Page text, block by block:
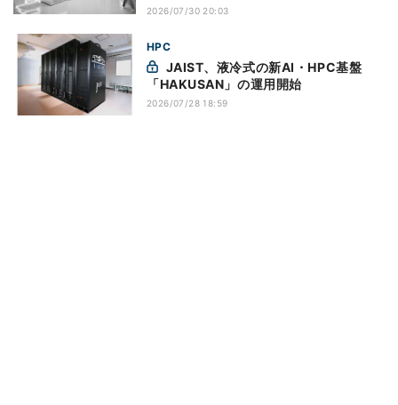
2026/07/30 20:03
HPC
「HAKUSAN」の運用開始
2026/07/28 18:59